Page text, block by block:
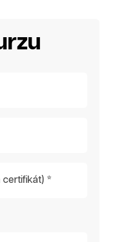
certifikát) *